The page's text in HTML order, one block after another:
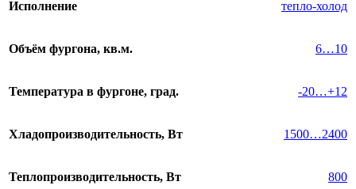
Исполнение тепло-холод
Объём фургона, кв.м. 6…10
Температура в фургоне, град. -20…+12
Хладопроизводительность, Вт 1500…2400
Теплопроизводительность, Вт 800